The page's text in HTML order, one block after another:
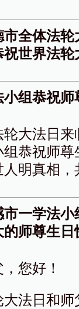
全体法
祝世界法
组恭祝师
大法日
恭祝师
人明真相
一学法
的师尊生日
您好！
法日和